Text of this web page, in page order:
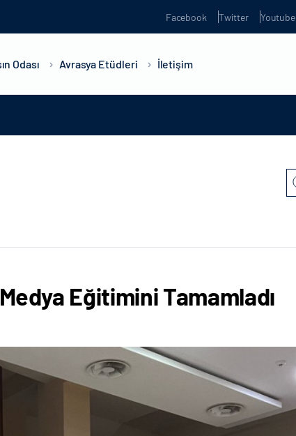
Facebook Twitter Youtube
Odası Avrasya Etüdleri İletişim
Eğitimini Tamamladı